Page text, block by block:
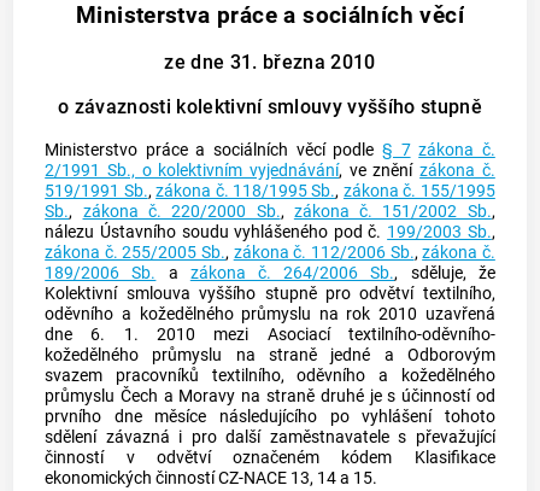
Ministerstva práce a sociálních věcí
ze dne 31. března 2010
o závaznosti kolektivní smlouvy vyššího stupně
Ministerstvo práce a sociálních věcí podle § 7 zákona č.
2/1991 Sb., o kolektivním vyjednávání, ve zněnízákona č.
519/1991 Sb.,zákona č. 118/1995 Sb., zákona č. 155/1995
Sb., zákona č. 220/2000 Sb., zákona č. 151/2002 Sb.,
nálezu Ústavního soudu vyhlášeného pod č. 199/2003 Sb.,
zákona č. 255/2005 Sb., zákona č. 112/2006 Sb.,zákona č.
189/2006 Sb. a zákona č. 264/2006 Sb., sděluje, že
Kolektivní smlouva vyššího stupně pro odvětví textilního,
oděvního a kožedělného průmyslu na rok 2010 uzavřená
dne 6. 1. 2010 mezi Asociací textilního-oděvního-
kožedělného průmyslu na straně jedné a Odborovým
svazem pracovníků textilního, oděvního a kožedělného
průmyslu Čech a Moravy na straně druhé je s účinností od
prvního dne měsíce následujícího po vyhlášení tohoto
sdělení závazná i pro další zaměstnavatele s převažující
činností v odvětví označeném kódem Klasifikace
ekonomických činností CZ-NACE 13, 14 a 15.